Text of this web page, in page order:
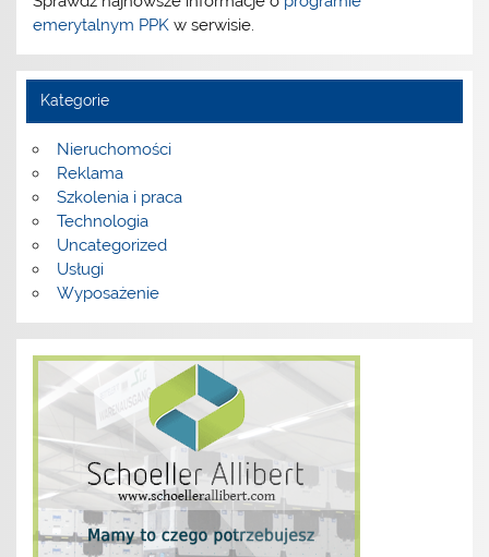
emerytalnym PPK w serwisie.
Kategorie
Nieruchomości
Reklama
Szkolenia i praca
Technologia
Uncategorized
Usługi
Wyposażenie